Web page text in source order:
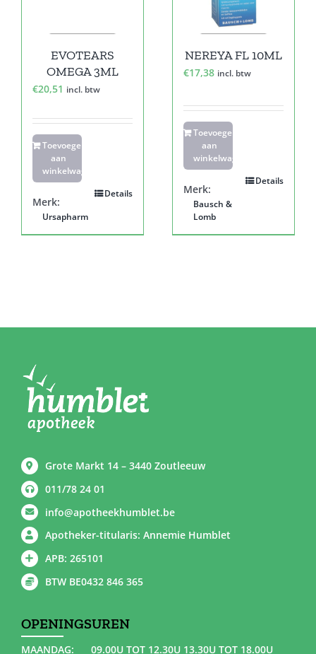
EVOTEARS
OMEGA 3ML
€20,51 incl. btw
Toevoegen
aan
winkelwagen
Details
Merk:
Ursapharm
NEREYA FL 10ML
€17,38 incl. btw
Toevoegen
aan
winkelwagen
Details
Merk:
Bausch &
Lomb
Grote Markt 14 – 3440 Zoutleeuw
011/78 24 01
info@apotheekhumblet.be
Apotheker-titularis: Annemie Humblet
APB: 265101
BTW BE0432 846 365
OPENINGSUREN
MAANDAG:
09.00U TOT 12.30U 13.30U TOT 18.00U